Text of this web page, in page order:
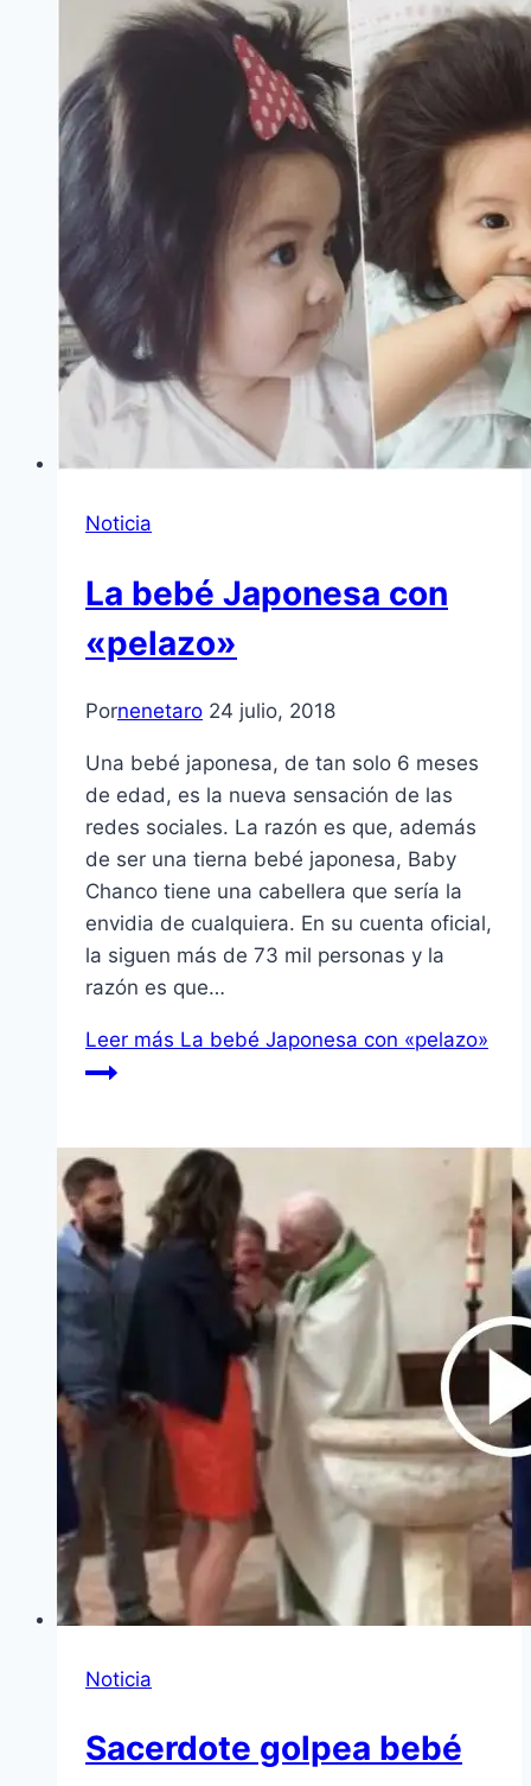
Noticia
La bebé Japonesa con
«pelazo»
Pornenetaro 24 julio, 2018
Una bebé japonesa, de tan solo 6 meses
de edad, es la nueva sensación de las
redes sociales. La razón es que, además
de ser una tierna bebé japonesa, Baby
Chanco tiene una cabellera que sería la
envidia de cualquiera. En su cuenta oficial,
la siguen más de 73 mil personas y la
razón es que…
Leer más La bebé Japonesa con «pelazo»
Noticia
Sacerdote golpea bebé